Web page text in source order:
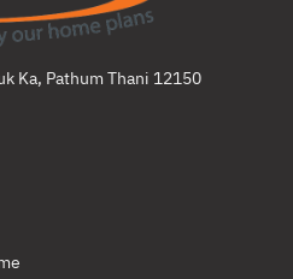
Ka, Pathum Thani 12150